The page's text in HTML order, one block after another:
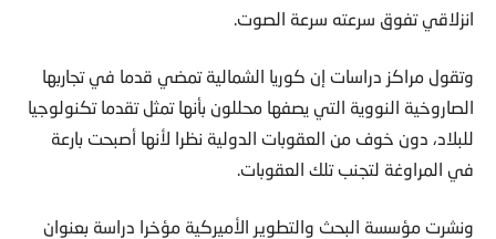
انزلاقي تفوق سرعته سرعة الصوت.
وتقول مراكز دراسات إن كوريا الشمالية تمضي قدما في تجاربها
الصاروخية النووية التي يصفها محللون بأنها تمثل تقدما تكنولوجيا
للبلاد، دون خوف من العقوبات الدولية نظرا لأنها أصبحت بارعة
في المراوغة لتجنب تلك العقوبات.
ونشرت مؤسسة البحث والتطوير الأميركية مؤخرا دراسة بعنوان